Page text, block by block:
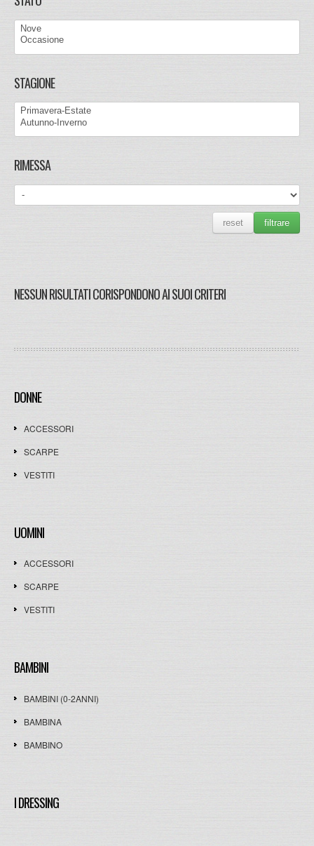
STAGIONE
RIMESSA
filtrare
reset
NESSUN RISULTATI CORISPONDONO AI SUOI CRITERI
DONNE
ACCESSORI
SCARPE
VESTITI
UOMINI
ACCESSORI
SCARPE
VESTITI
BAMBINI
BAMBINI (0-2ANNI)
BAMBINA
BAMBINO
I DRESSING